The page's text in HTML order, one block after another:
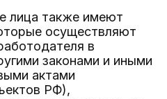
лица также имеют
осуществляют
в
законами и иными
актами
РФ),